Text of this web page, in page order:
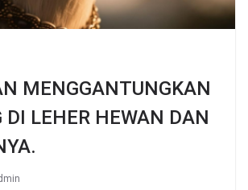
MENGGANTUNGKAN
DI LEHER HEWAN DAN